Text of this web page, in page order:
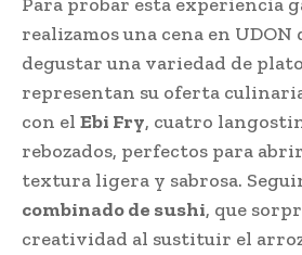
realizamos una cena en
degustar una variedad de
representan su oferta
con el Ebi Fry, cuatro
rebozados, perfectos para
textura ligera y sabrosa.
combinado de sushi, que
creatividad al sustituir el